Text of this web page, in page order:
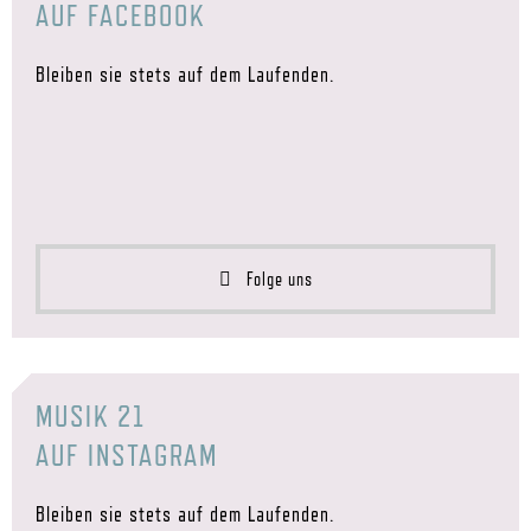
AUF FACEBOOK
Bleiben sie stets auf dem Laufenden.
Folge uns
MUSIK 21
AUF INSTAGRAM
Bleiben sie stets auf dem Laufenden.